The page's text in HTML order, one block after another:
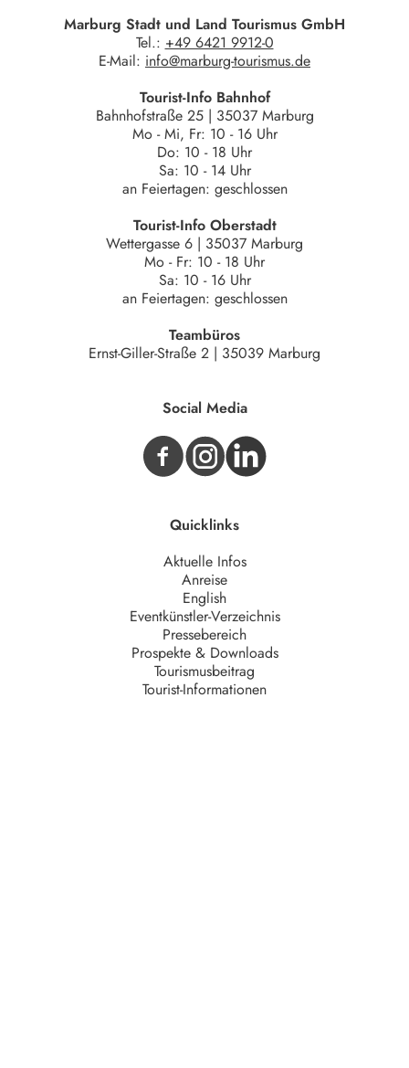
Marburg Stadt und Land Tourismus GmbH
Tel.: +49 6421 9912-0
E-Mail: info@marburg-tourismus.de
Tourist-Info Bahnhof
Bahnhofstraße 25 | 35037 Marburg
Mo - Mi, Fr: 10 - 16 Uhr
Do: 10 - 18 Uhr
Sa: 10 - 14 Uhr
an Feiertagen: geschlossen
Tourist-Info Oberstadt
Wettergasse 6 | 35037 Marburg
Mo - Fr: 10 - 18 Uhr
Sa: 10 - 16 Uhr
an Feiertagen: geschlossen
Teambüros
Ernst-Giller-Straße 2 | 35039 Marburg
Social Media
Quicklinks
Aktuelle Infos
Anreise
English
Eventkünstler-Verzeichnis
Pressebereich
Prospekte & Downloads
Tourismusbeitrag
Tourist-Informationen